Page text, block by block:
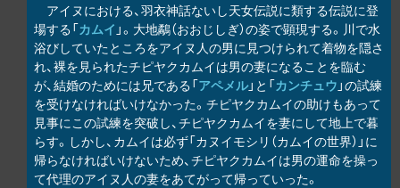
アイヌにおける、羽衣神話ないし天女伝説に類する伝説に登
場する「カムイ 」。大地鷸（おおじしぎ）の姿で顕現する。川で水
浴びしていたところをアイヌ人の男に見つけられて着物を隠さ
れ、裸を見られたチピヤクカムイは男の妻になることを臨む
が、結婚のためには兄である「アペメル」と「カンチュウ 」の試練
を受けなければいけなかった。チピヤクカムイの助けもあって
見事にこの試練を突破し、チピヤクカムイを妻にして地上で暮
らす。しかし、カムイは必ず「カヌイモシ リ （カムイの世界）」に
帰らなければいけないため、チピヤクカムイは男の運命を操っ
て代理のアイヌ人の妻をあてがって帰っていった。